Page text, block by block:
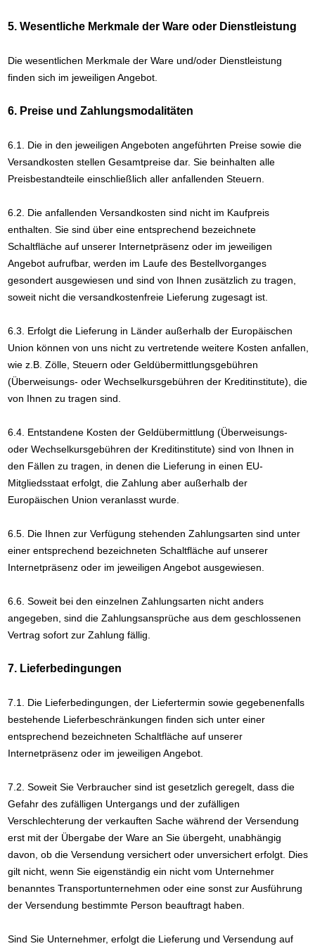
5. Wesentliche Merkmale der Ware oder Dienstleistung
Die wesentlichen Merkmale der Ware und/oder Dienstleistung
finden sich im jeweiligen Angebot.
6. Preise und Zahlungsmodalitäten
6.1. Die in den jeweiligen Angeboten angeführten Preise sowie die
Versandkosten stellen Gesamtpreise dar. Sie beinhalten alle
Preisbestandteile einschließlich aller anfallenden Steuern.
6.2. Die anfallenden Versandkosten sind nicht im Kaufpreis
enthalten. Sie sind über eine entsprechend bezeichnete
Schaltfläche auf unserer Internetpräsenz oder im jeweiligen
Angebot aufrufbar, werden im Laufe des Bestellvorganges
gesondert ausgewiesen und sind von Ihnen zusätzlich zu tragen,
soweit nicht die versandkostenfreie Lieferung zugesagt ist.
6.3. Erfolgt die Lieferung in Länder außerhalb der Europäischen
Union können von uns nicht zu vertretende weitere Kosten anfallen,
wie z.B. Zölle, Steuern oder Geldübermittlungsgebühren
(Überweisungs- oder Wechselkursgebühren der Kreditinstitute), die
von Ihnen zu tragen sind.
6.4. Entstandene Kosten der Geldübermittlung (Überweisungs-
oder Wechselkursgebühren der Kreditinstitute) sind von Ihnen in
den Fällen zu tragen, in denen die Lieferung in einen EU-
Mitgliedsstaat erfolgt, die Zahlung aber außerhalb der
Europäischen Union veranlasst wurde.
6.5. Die Ihnen zur Verfügung stehenden Zahlungsarten sind unter
einer entsprechend bezeichneten Schaltfläche auf unserer
Internetpräsenz oder im jeweiligen Angebot ausgewiesen.
6.6. Soweit bei den einzelnen Zahlungsarten nicht anders
angegeben, sind die Zahlungsansprüche aus dem geschlossenen
Vertrag sofort zur Zahlung fällig.
7. Lieferbedingungen
7.1. Die Lieferbedingungen, der Liefertermin sowie gegebenenfalls
bestehende Lieferbeschränkungen finden sich unter einer
entsprechend bezeichneten Schaltfläche auf unserer
Internetpräsenz oder im jeweiligen Angebot.
7.2. Soweit Sie Verbraucher sind ist gesetzlich geregelt, dass die
Gefahr des zufälligen Untergangs und der zufälligen
Verschlechterung der verkauften Sache während der Versendung
erst mit der Übergabe der Ware an Sie übergeht, unabhängig
davon, ob die Versendung versichert oder unversichert erfolgt. Dies
gilt nicht, wenn Sie eigenständig ein nicht vom Unternehmer
benanntes Transportunternehmen oder eine sonst zur Ausführung
der Versendung bestimmte Person beauftragt haben.
Sind Sie Unternehmer, erfolgt die Lieferung und Versendung auf